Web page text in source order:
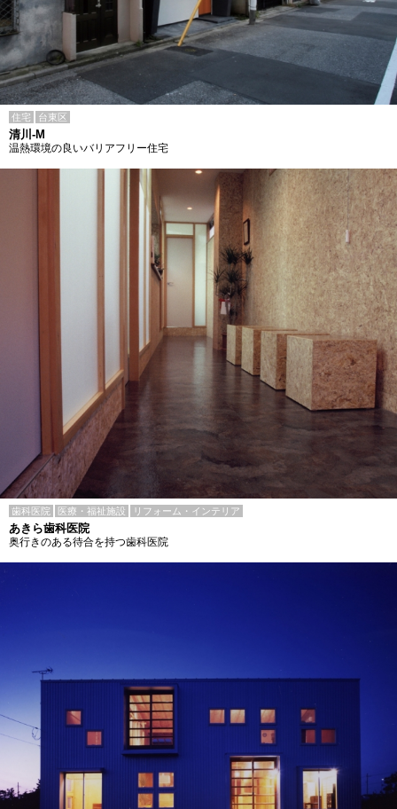
住宅 台東区
清川-M
温熱環境の良いバリアフリー住宅
歯科医院 医療・福祉施設 リフォーム・インテリア
あきら歯科医院
奥行きのある待合を持つ歯科医院